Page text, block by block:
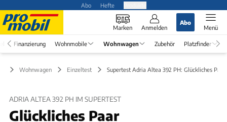
Abo Hefte
Marken Anmelden
Abo
Menü
Finanzierung Wohnmobile Wohnwagen Zubehör Platzfinder
Wohnwagen Einzeltest Supertest Adria Altea 392 PH: Glückliches Paar
ADRIA ALTEA 392 PH IM SUPERTEST
Glückliches Paar